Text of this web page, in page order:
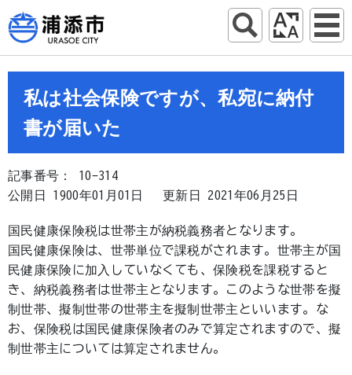
私は社会保険ですが、私宛に納付
書が届いた
記事番号： 10-314
公開日 1900年01月01日
更新日 2021年06月25日
国民健康保険税は世帯主が納税義務者となります。
国民健康保険は、世帯単位で課税がされます。世帯主が国
民健康保険に加入していなくても、保険税を課税すると
き、納税義務者は世帯主となります。このような世帯を擬
制世帯、擬制世帯の世帯主を擬制世帯主といいます。な
お、保険税は国民健康保険者のみで算定されますので、擬
制世帯主については算定されません。